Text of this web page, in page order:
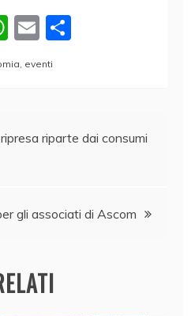
W
h
at
A
p
E
m
ai
vi
eventi
riparte dai consumi
gli associati di Ascom